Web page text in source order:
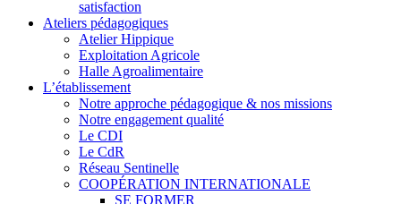
satisfaction
Ateliers pédagogiques
Atelier Hippique
Exploitation Agricole
Halle Agroalimentaire
L’établissement
Notre approche pédagogique & nos missions
Notre engagement qualité
Le CDI
Le CdR
Réseau Sentinelle
COOPÉRATION INTERNATIONALE
SE FORMER